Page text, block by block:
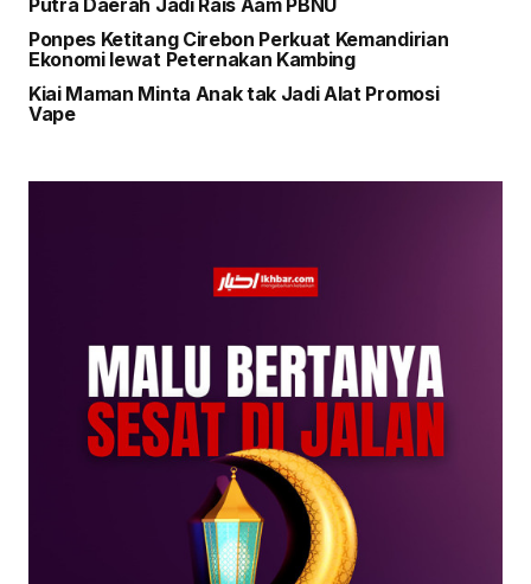
Ponpes Ketitang Cirebon Perkuat Kemandirian
Ekonomi lewat Peternakan Kambing
Kiai Maman Minta Anak tak Jadi Alat Promosi
Vape